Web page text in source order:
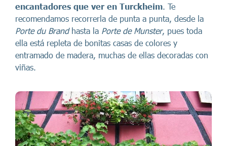
encantadores que ver en Turckheim. Te
recomendamos recorrerla de punta a punta, desde la
Porte du Brandhasta la Porte de Munster, pues toda
ella está repleta de bonitas casas de colores y
entramado de madera, muchas de ellas decoradas con
viñas.